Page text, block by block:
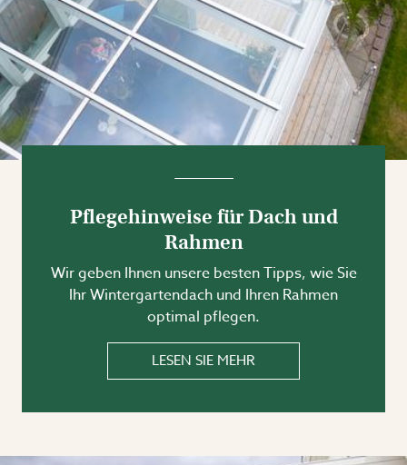
Pflegehinweise für Dach und
Rahmen
Wir geben Ihnen unsere besten Tipps, wie Sie
Ihr Wintergartendach und Ihren Rahmen
optimal pflegen.
LESEN SIE MEHR